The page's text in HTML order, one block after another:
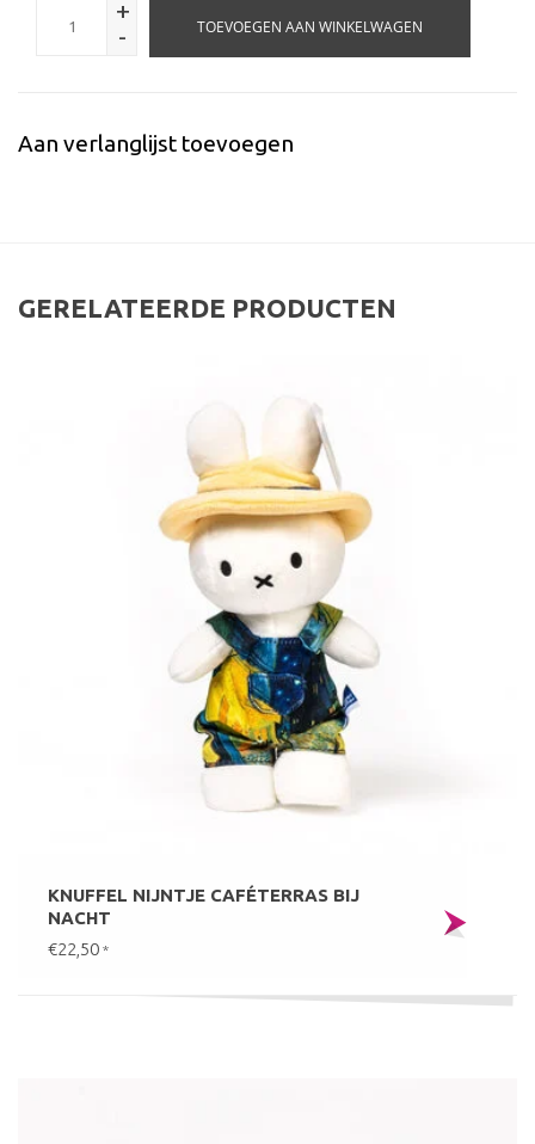
+
-
TOEVOEGEN AAN WINKELWAGEN
Aan verlanglijst toevoegen
GERELATEERDE PRODUCTEN
KNUFFEL NIJNTJE CAFÉTERRAS BIJ
NACHT
€22,50 *